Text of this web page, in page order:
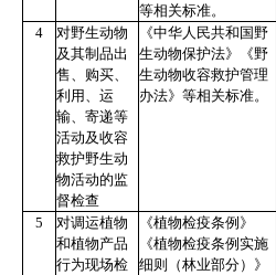
等相关标准。
4
对野生动物
及其制品出
售、购买、
利用、运
输、寄递等
活动及收容
救护野生动
物活动的监
督检查
《中华人民共和国野
生动物保护法》《野
生动物收容救护管理
办法》等相关标准。
5
对调运植物
和植物产品
行为现场检
《植物检疫条例》
《植物检疫条例实施
细则（林业部分）》